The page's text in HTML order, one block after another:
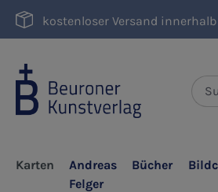
Hauptinhalt springen
Zur Suche springen
Zur Hauptnavigation springen
kostenloser Versand
Karten
Andreas
Felger
Bücher